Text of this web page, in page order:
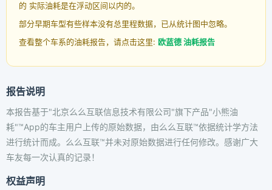
的 实际油耗是在浮动区间以内的。
部分早期车型有些样本没有总里程数据，已从统计图中忽略。
查看整个车系的油耗报告，请点击这里: 欧蓝德 油耗报告
报告说明
本报告基于"北京么么互联信息技术有限公司"旗下产品"小熊油
耗"™App的车主用户上传的原始数据，由么么互联™依据统计学方法
进行统计而成。么么互联™并未对原始数据进行任何修改。感谢广大
车友每一次认真的记录！
权益声明